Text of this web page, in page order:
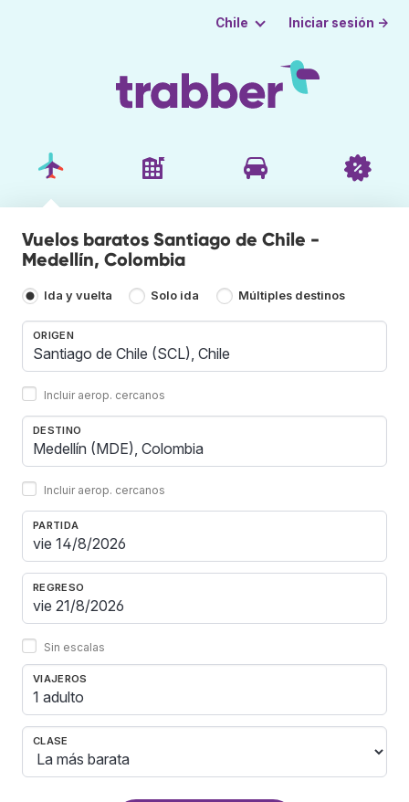
Chile Iniciar sesión →
Vuelos baratos Santiago de Chile -
Medellín, Colombia
Ida y vuelta Solo ida Múltiples destinos
ORIGEN
Incluir aerop. cercanos
DESTINO
Incluir aerop. cercanos
PARTIDA
REGRESO
Sin escalas
VIAJEROS
1 adulto
CLASE